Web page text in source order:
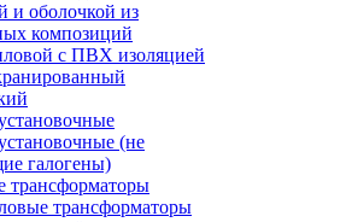
и оболочкой из
композиций
с ПВХ изоляцией
(не
галогены)
трансформаторы
трансформаторы